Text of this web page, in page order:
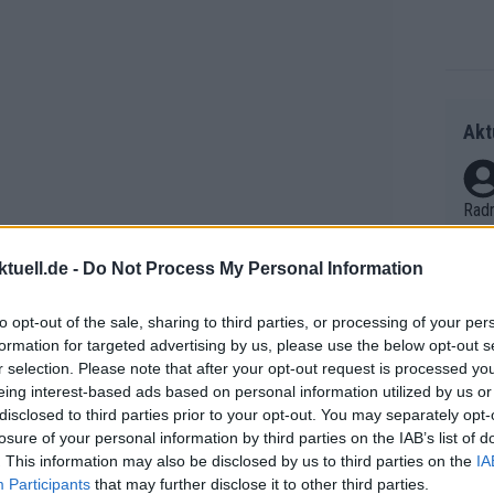
- Do Not Process My Personal Information
opt-out of the sale, sharing to third parties, or processing of your
for targeted advertising by us, please use the below opt-out
selection. Please note that after your opt-out request is processed
interest-based ads based on personal information utilized by us
to third parties prior to your opt-out. You may separately
of your personal information by third parties on the IAB’s list of
This information may also be disclosed by us to third parties on the
Participants that may further disclose it to other third parties.
Abgang.Edward Planckaert
– Quick-Step.Timo Kielich , ein
ss
et.
Auf
V?